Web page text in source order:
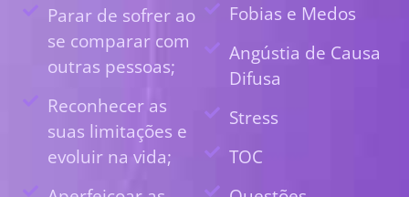
Parar de sofrer ao
se comparar com
outras pessoas;
Reconhecer as
suas limitações e
evoluir na vida;
Fobias e Medos
Angústia de Causa
Difusa
Stress
TOC